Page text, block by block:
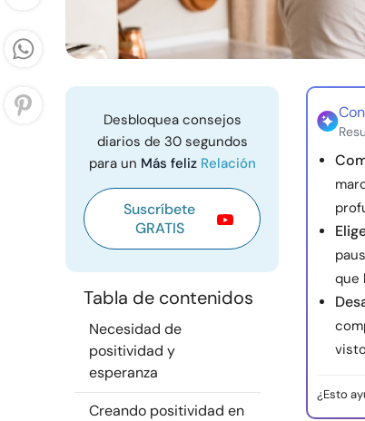
Desbloquea consejos
diarios de 30 segundos
para un Más feliz Relación
Suscríbete
GRATIS
Tabla de contenidos
Necesidad de
positividad y
esperanza
Creando positividad en
que
¿Esto